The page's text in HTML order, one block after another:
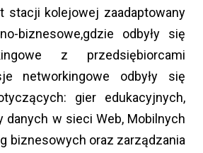
stacji kolejowej zaadaptowany
biznesowe,gdzie odbyły się
z przedsiębiorcami
networkingowe odbyły się
gier edukacyjnych,
danych w sieci Web, Mobilnych
biznesowych oraz zarządzania